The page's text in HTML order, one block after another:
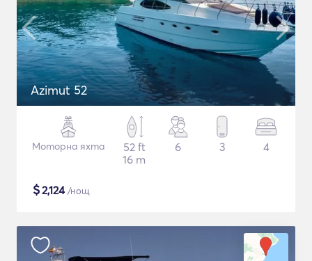
Azimut 52
Моторна яхта
52 ft
16 m
6 3 4
$2,124/нощ